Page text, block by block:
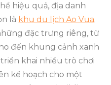
hiệu quả, địa danh
là khu du lịch Ao Vua.
đặc trưng riêng, từ
đến khung cảnh xanh
khai nhiều trò chơi
kế hoạch cho một